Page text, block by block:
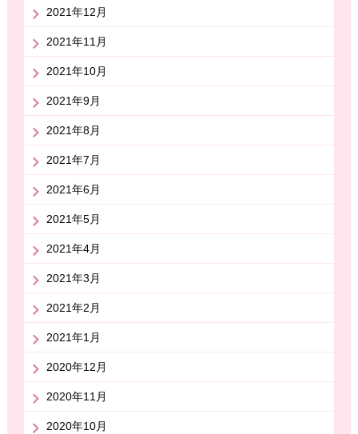
2021年12月
2021年11月
2021年10月
2021年9月
2021年8月
2021年7月
2021年6月
2021年5月
2021年4月
2021年3月
2021年2月
2021年1月
2020年12月
2020年11月
2020年10月